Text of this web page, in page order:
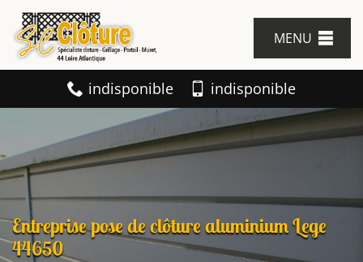
MENU
indisponible indisponible
Entreprise pose de clôture aluminium Lege
44650